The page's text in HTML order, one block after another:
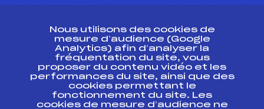
Ressources
Pass’Neige
Projet sportif fédéral
Projet de performance fédéral
Nous utilisons des cookies de
mesure d’audience (Google
Analytics) afin d’analyser la
fréquentation du site, vous
proposer du contenu vidéo et les
performances du site, ainsi que des
cookies permettant le
fonctionnement du site. Les
cookies de mesure d’audience ne